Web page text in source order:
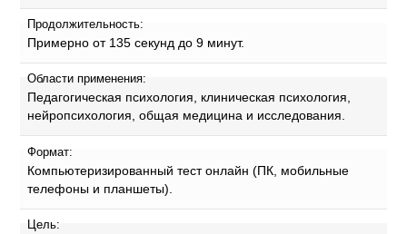
Продолжительность:
Примерно от 135 секунд до 9 минут.
Области применения:
Педагогическая психология, клиническая психология,
нейропсихология, общая медицина и исследования.
Формат:
Компьютеризированный тест онлайн (ПК, мобильные
телефоны и планшеты).
Цель: